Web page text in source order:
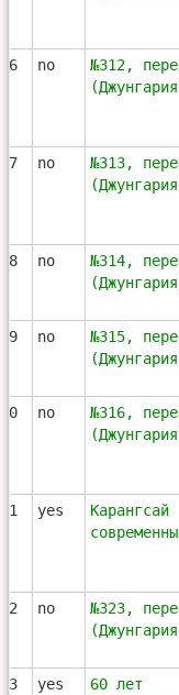
16 no
№312,
17 no
№313,
18 no
№314,
19 no
№315,
20 no
№316,
21 yes
Карангсай
22 no
№323,
23 yes
60 лет